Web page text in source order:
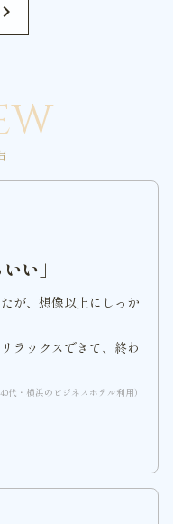
chevron_right
い」
が、想像以上にしっか
ラックスできて、終わ
代・横浜のビジネスホテル利用）